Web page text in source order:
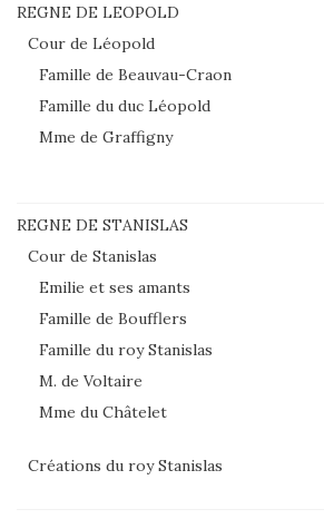
REGNE DE LEOPOLD
Cour de Léopold
Famille de Beauvau-Craon
Famille du duc Léopold
Mme de Graffigny
REGNE DE STANISLAS
Cour de Stanislas
Emilie et ses amants
Famille de Boufflers
Famille du roy Stanislas
M. de Voltaire
Mme du Châtelet
Créations du roy Stanislas